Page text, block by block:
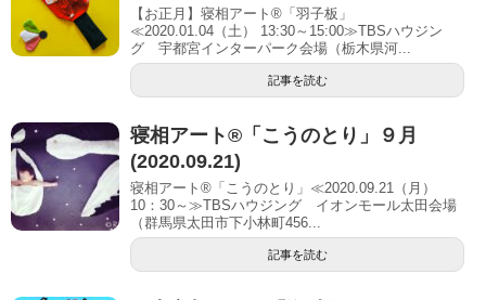
【お正月】寝相アート®「羽子板」
≪2020.01.04（土） 13:30～15:00≫TBSハウジン
グ 宇都宮インターパーク会場（栃木県河...
記事を読む
寝相アート®「こうのとり」９月
(2020.09.21)
寝相アート®「こうのとり」≪2020.09.21（月）
10：30～≫TBSハウジング イオンモール太田会場
（群馬県太田市下小林町456...
記事を読む